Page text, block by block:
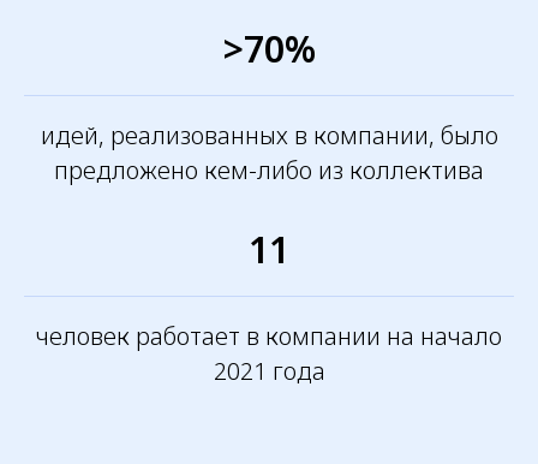
>70%
идей, реализованных в компании, было
предложено кем-либо из коллектива
11
человек работает в компании на начало
2021 года